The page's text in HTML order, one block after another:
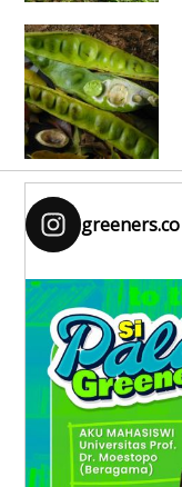
greeners.co